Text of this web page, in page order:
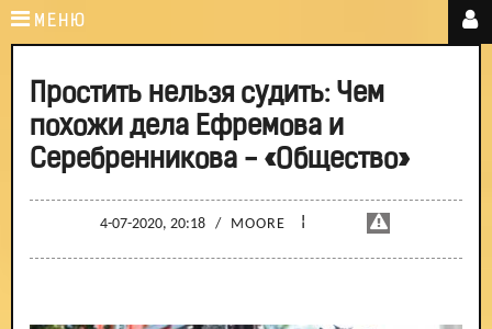
МЕНЮ
Простить нельзя судить: Чем
похожи дела Ефремова и
Серебренникова - «Общество»
4-07-2020, 20:18 / MOORE ¦